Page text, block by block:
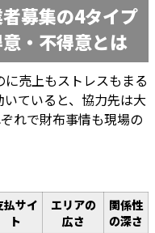
募集の4タイプ
・不得意とは
に売上もストレスもまる
ていると、協力先は大
れで財布事情も現場の
払サイ
ト
エリアの
広さ
関係性
の深さ